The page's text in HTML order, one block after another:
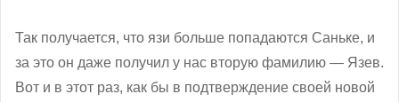
Так получается, что язи больше попадаются Саньке, и
за это он даже получил у нас вторую фамилию — Язев.
Вот и в этот раз, как бы в подтверждение своей новой